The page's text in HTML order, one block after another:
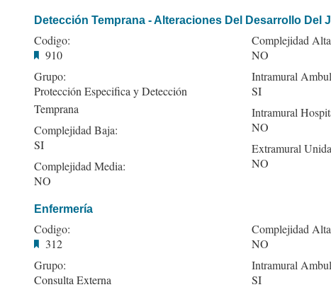
Detección Temprana - Alteraciones Del Desarrollo Del
Codigo:
910
Grupo:
Protección Especifica y Detección
Temprana
Complejidad Baja:
SI
Complejidad Media:
NO
Complejidad
NO
Intramural
SI
Intramural
NO
Extramural
NO
Enfermería
Codigo:
312
Grupo:
Consulta Externa
Complejidad
NO
Intramural
SI